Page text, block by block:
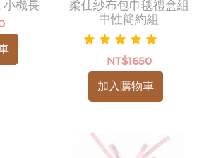
小機長
柔仕紗布包巾毯禮盒組
中性簡約組
NT$1650
加入購物車